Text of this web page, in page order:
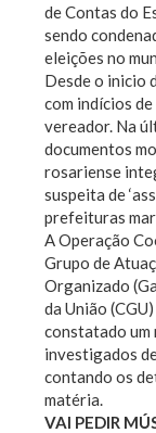
de Contas do
sendo
eleições no
Desde o inicio
com indícios
vereador. Na
documentos
rosariense
suspeita de
prefeituras
A Operação
Grupo de
Organizado
da União
constatado um
investigados
contando os
matéria.
VAI PEDIR